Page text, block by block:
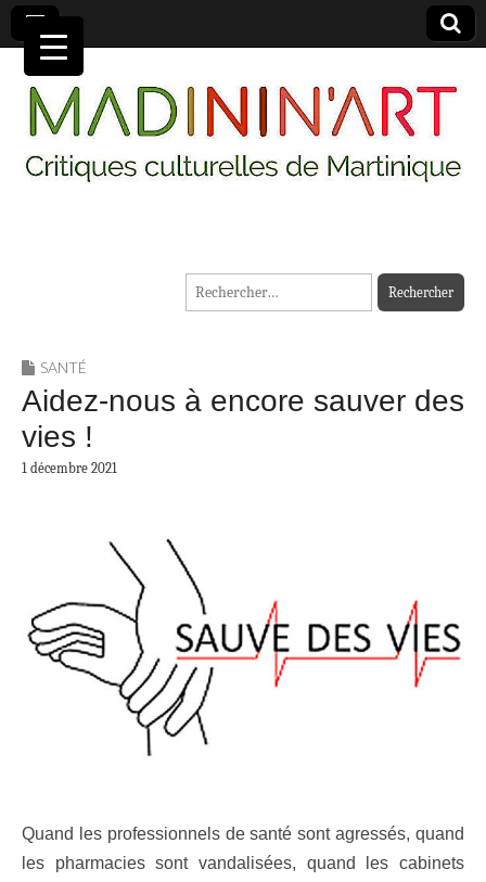
MADININ'ART
Rechercher :
SANTÉ
Aidez-nous à encore sauver des
vies !
1 décembre 2021
Quand les professionnels de santé sont agressés, quand
les pharmacies sont vandalisées, quand les cabinets